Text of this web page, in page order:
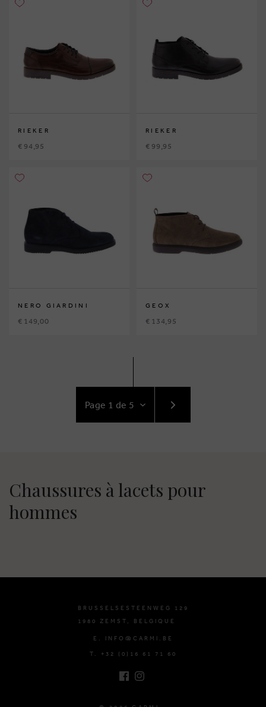
RIEKER
€ 94,95
RIEKER
€ 99,95
NERO GIARDINI
€ 149,00
GEOX
€ 134,95
AU
SUIVANT
Chaussures à lacets pour
hommes
BRUSSELSESTEENWEG 129
1980 ZEMST, BELGIQUE
E. INFO@CARMI.BE
T. +32 (0)16 61 71 60